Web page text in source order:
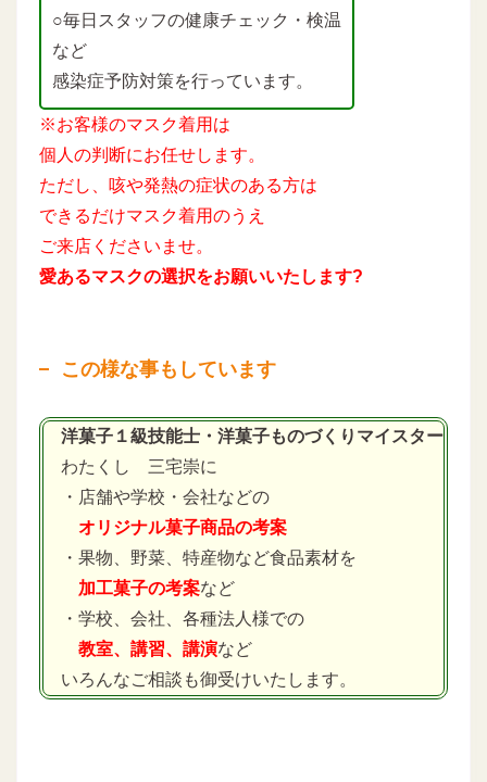
○毎日スタッフの健康チェック・検温
など
感染症予防対策を行っています。
※お客様のマスク着用は
個人の判断にお任せします。
ただし、咳や発熱の症状のある方は
できるだけマスク着用のうえ
ご来店くださいませ。
愛あるマスクの選択をお願いいたします?
この様な事もしています
洋菓子１級技能士・洋菓子ものづくりマイスター
わたくし 三宅崇に
・店舗や学校・会社などの
オリジナル菓子商品の考案
・果物、野菜、特産物など食品素材を
加工菓子の考案など
・学校、会社、各種法人様での
教室、講習、講演など
いろんなご相談も御受けいたします。